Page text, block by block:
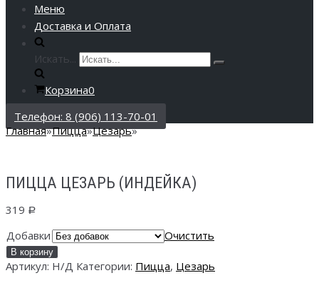
Меню
Доставка и Оплата
Искать...
Корзина0
Телефон: 8 (906) 113-70-01
Главная»Пицца»Цезарь»
ПИЦЦА ЦЕЗАРЬ (ИНДЕЙКА)
319 Р
Добавки Очистить
В корзину
Артикул: Н/Д Категории: Пицца, Цезарь